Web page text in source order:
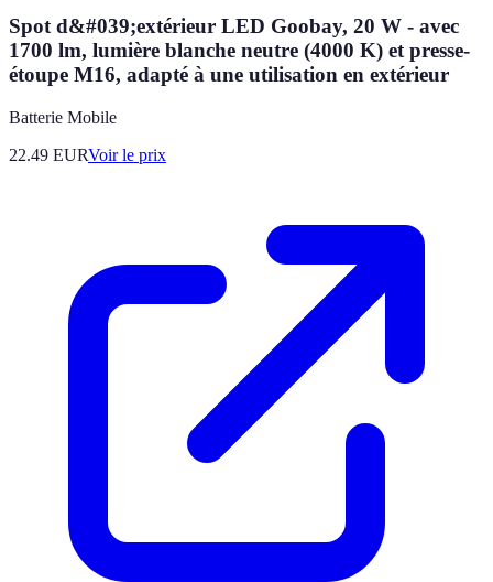
Spot d&#039;extérieur LED Goobay, 20 W - avec
1700 lm, lumière blanche neutre (4000 K) et presse-
étoupe M16, adapté à une utilisation en extérieur
Batterie Mobile
22.49 EURVoir le prix